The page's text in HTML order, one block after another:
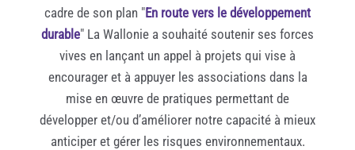
cadre de son plan "En route vers le développement
durable" La Wallonie a souhaité soutenir ses forces
vives en lançant un appel à projets qui vise à
encourager et à appuyer les associations dans la
mise en œuvre de pratiques permettant de
développer et/ou d’améliorer notre capacité à mieux
anticiper et gérer les risques environnementaux.